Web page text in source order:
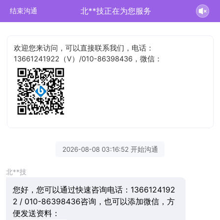
结束沟通 北**技正在为您服务
欢迎您来访问，可以直接联系我们，电话：
13661241922（V）/010-86398436，微信：
2026-08-08 03:16:52 开始沟通
北**技
您好，您可以通过快速咨询电话：1366124192
2 / 010-86398436咨询，也可以添加微信，方
便发送资料：